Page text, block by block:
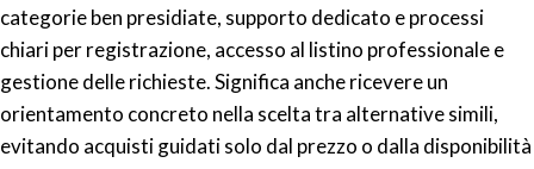
categorie ben presidiate, supporto dedicato e processi
chiari per registrazione, accesso al listino professionale e
gestione delle richieste. Significa anche ricevere un
orientamento concreto nella scelta tra alternative simili,
evitando acquisti guidati solo dal prezzo o dalla disponibilità